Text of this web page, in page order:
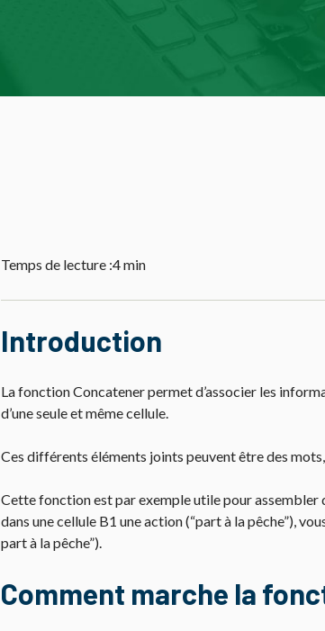
Temps de lecture :4 min
Introduction
La fonction Concatener permet d’associer les
d’une seule et même cellule.
Ces différents éléments joints peuvent être des
Cette fonction est par exemple utile pour assembler
dans une cellule B1 une action (“part à la pêche”),
part à la pêche”).
Comment marche la